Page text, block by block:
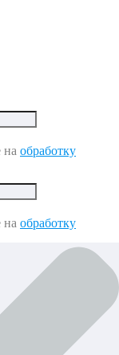
на обработку
на обработку